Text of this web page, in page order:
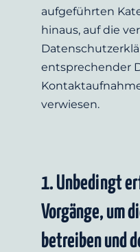
aufgeführten
hinaus, auf die
entsprechender
verwiesen.
1. Unbedingt
Vorgänge, um
betreiben und